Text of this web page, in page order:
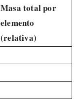
Masa total por
elemento
(relativa)